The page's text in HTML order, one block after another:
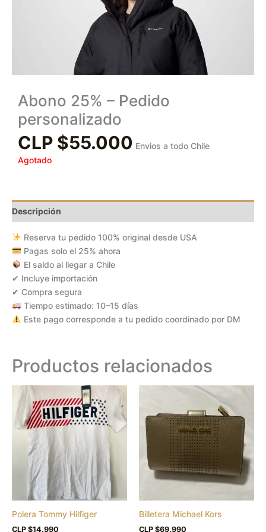
Abono 25% – Pedido
personalizado
CLP $55.000 Envios a todo Chile
Agotado
Descripción
Reserva tu pedido 100% original desde USA
Pagas solo el 25% ahora
El saldo al llegar a Chile
✔ Incluye importación
✔ Compra segura
Tiempo estimado: 10–15 días
Este pago corresponde a tu pedido coordinado por DM
Productos relacionados
Polera Tommy Hilfiger
CLP $14.990
Este
producto
tiene
múltiples
variantes.
opciones
pueden
Billetera Michael Kors
CLP $69.990